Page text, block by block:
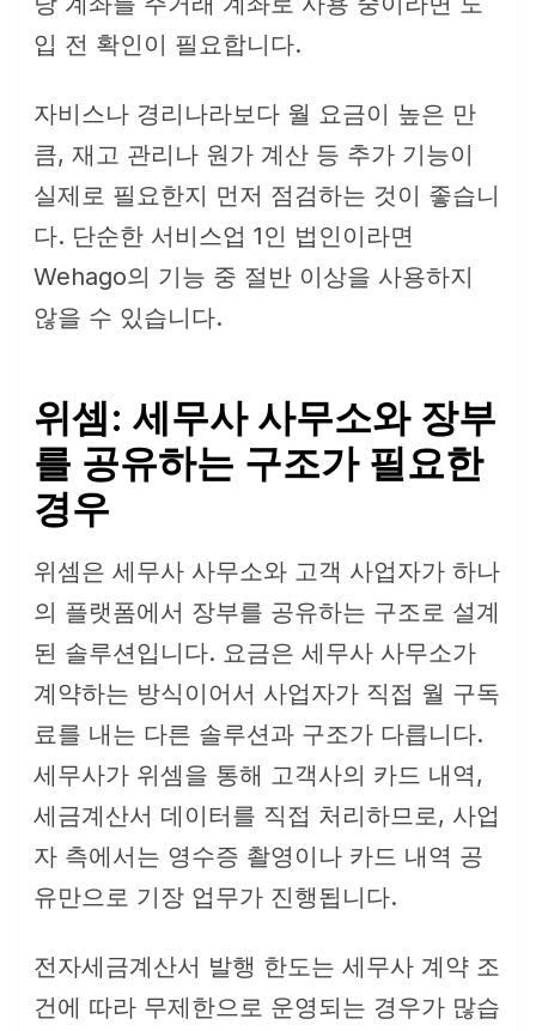
입 전 확인이 필요합니다.
자비스나 경리나라보다 월 요금이 높은 만
큼, 재고 관리나 원가 계산 등 추가 기능이
실제로 필요한지 먼저 점검하는 것이 좋습니
다. 단순한 서비스업 1인 법인이라면
Wehago의 기능 중 절반 이상을 사용하지
않을 수 있습니다.
위셈: 세무사 사무소와 장부
를 공유하는 구조가 필요한
경우
위셈은 세무사 사무소와 고객 사업자가 하나
의 플랫폼에서 장부를 공유하는 구조로 설계
된 솔루션입니다. 요금은 세무사 사무소가
계약하는 방식이어서 사업자가 직접 월 구독
료를 내는 다른 솔루션과 구조가 다릅니다.
세무사가 위셈을 통해 고객사의 카드 내역,
세금계산서 데이터를 직접 처리하므로, 사업
자 측에서는 영수증 촬영이나 카드 내역 공
유만으로 기장 업무가 진행됩니다.
전자세금계산서 발행 한도는 세무사 계약 조
건에 따라 무제한으로 운영되는 경우가 많습